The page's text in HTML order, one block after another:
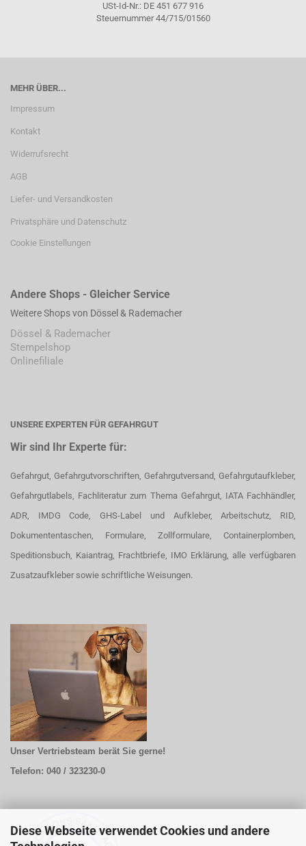
Diese Webseite verwendet Cookies und andere
USt-Id-Nr.: DE 451 677 916
Steuernummer 44/715/01560
MEHR ÜBER...
Impressum
Kontakt
Widerrufsrecht
AGB
Liefer- und Versandkosten
Privatsphäre und Datenschutz
Cookie Einstellungen
Andere Shops - Gleicher Service
Weitere Shops von Dössel & Rademacher
Dössel & Rademacher
Stempelshop
Onlinefiliale
UNSERE EXPERTEN FÜR GEFAHRGUT
Wir sind Ihr Experte für:
Gefahrgut, Gefahrgutvorschriften, Gefahrgutversand, Gefahrgutaufkleber,
Gefahrgutlabels, Fachliteratur zum Thema Gefahrgut, IATA Fachhändler,
ADR, IMDG Code, GHS-Label und Aufkleber, Arbeitschutz, RID,
Dokumententaschen, Formulare, Zollformulare, Containerplomben,
Speditionsbuch, Kaiantrag, Frachtbriefe, IMO Erklärung, alle verfügbaren
Zusatzaufkleber sowie schriftliche Weisungen.
Unser Vertriebsteam berät Sie gerne!
Telefon: 040 / 323230-0